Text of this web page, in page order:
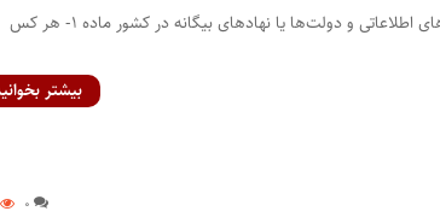
عنوان طرح: طرح مقابله با نفوذ سرویس‌های اطلاعاتی و دولت‌ها یا نهادهای بیگانه در کشور ماده ۱- هر کس
بیشتر
۰